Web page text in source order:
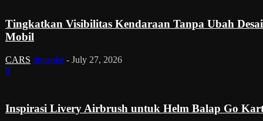
Tingkatkan Visibilitas Kendaraan Tanpa Ubah
Mobil
CARS tinusoke - July 27, 2026
0
Inspirasi Livery Airbrush untuk Helm Balap Go